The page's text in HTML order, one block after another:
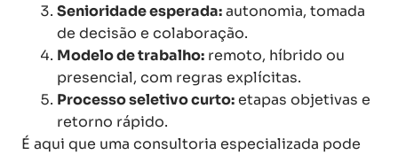
Senioridade esperada:autonomia, tomada
de decisão e colaboração.
Modelo de trabalho: remoto, híbrido ou
presencial, com regras explícitas.
Processo seletivo curto:etapas objetivas e
retorno rápido.
É aqui que uma consultoria especializada pode